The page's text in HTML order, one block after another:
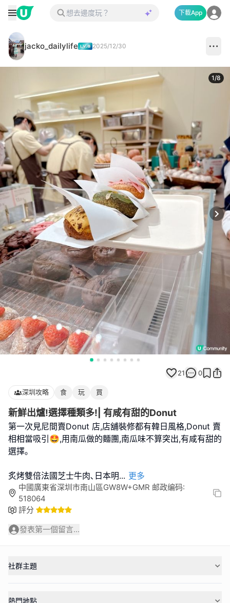
下載App
jacko_dailylife 2025/12/30
1/8
21 0
深圳攻略 食 玩 買
新鮮出爐!選擇種類多!| 有咸有甜的Donut
第一次見尼間賣Donut 店,店舖裝修都有韓日風格,Donut 賣
相相當吸引🤩,用南瓜做的麵團,南瓜味不算突出,有咸有甜的
選擇｡
炙烤雙倍法國芝士牛肉､日本明... 更多
中國廣東省深圳市南山區GW8W+GMR 邮政编码:
518064
評分
發表第一個留言...
社群主題
熱門地點